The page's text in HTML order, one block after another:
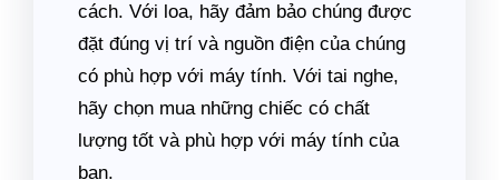
cách. Với loa, hãy đảm bảo chúng được
đặt đúng vị trí và nguồn điện của chúng
có phù hợp với máy tính. Với tai nghe,
hãy chọn mua những chiếc có chất
lượng tốt và phù hợp với máy tính của
bạn.